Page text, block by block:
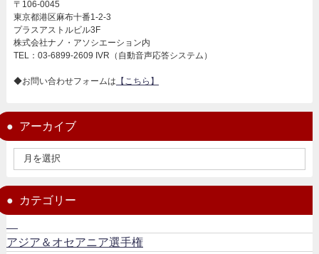
〒106-0045
東京都港区麻布十番1-2-3
プラスアストルビル3F
株式会社ナノ・アソシエーション内
TEL：03-6899-2609 IVR（自動音声応答システム）
◆お問い合わせフォームは 【こちら】
アーカイブ
カテゴリー
アジア＆オセアニア選手権